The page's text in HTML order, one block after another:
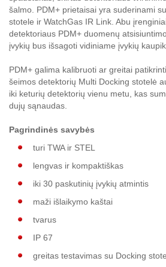
šalmo. PDM+ prietaisai yra suderinami
stotele ir WatchGas IR Link. Abu
detektoriaus PDM+ duomenų
įvykių bus išsagoti vidiniame įvykių
PDM+ galima kalibruoti ar greitai
šeimos detektorių Multi Docking stotelė
iki keturių detektorių vienu metu, kas
dujų sąnaudas.
Pagrindinės savybės
turi TWA ir STEL
lengvas ir kompaktiškas
iki 30 paskutinių įvykių atmintis
maži išlaikymo kaštai
tvarus
IP 67
greitas testavimas su Docking